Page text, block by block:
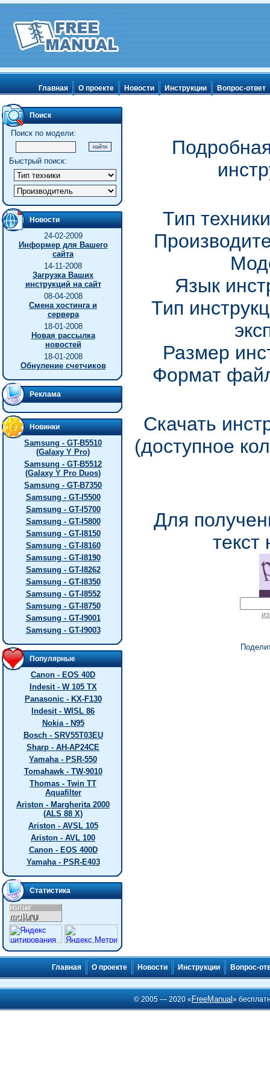
Главная О проекте Новости Инструкции Вопрос-ответ
Поиск
Поиск по модели:
Быстрый поиск:
Новости
24-02-2009
Информер для Вашего
сайта
14-11-2008
Загрузка Ваших
инструкций на сайт
08-04-2008
Смена хостинга и
сервера
18-01-2008
Новая рассылка
новостей
18-01-2008
Обнуление счетчиков
Реклама
Новинки
Samsung - GT-B5510
(Galaxy Y Pro)
Samsung - GT-B5512
(Galaxy Y Pro Duos)
Samsung - GT-B7350
Samsung - GT-I5500
Samsung - GT-I5700
Samsung - GT-I5800
Samsung - GT-I8150
Samsung - GT-I8160
Samsung - GT-I8190
Samsung - GT-I8262
Samsung - GT-I8350
Samsung - GT-I8552
Samsung - GT-I8750
Samsung - GT-I9001
Samsung - GT-I9003
Популярные
Canon - EOS 40D
Indesit - W 105 TX
Panasonic - KX-F130
Indesit - WISL 86
Nokia - N95
Bosch - SRV55T03EU
Sharp - AH-AP24CE
Yamaha - PSR-550
Tomahawk - TW-9010
Thomas - Twin TT
Aquafilter
Ariston - Margherita 2000
(ALS 88 X)
Ariston - AVSL 105
Ariston - AVL 100
Canon - EOS 400D
Yamaha - PSR-E403
Статистика
Тип
Язык
Тип
Размер
Формат
Скачать
(доступное
Для
текст
Главная О проекте Новости Инструкции Вопрос-
© 2005 — 2020 « FreeManual»